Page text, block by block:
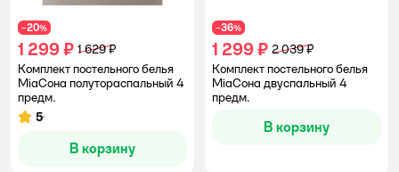
−20%
1 299 ₽ 1 629 ₽
Комплект постельного белья
MiaСона полутораспальный 4
предм.
Рейтинг:
5
В корзину
−36%
1 299 ₽ 2 039 ₽
Комплект постельного белья
MiaСона двуспальный 4
предм.
В корзину